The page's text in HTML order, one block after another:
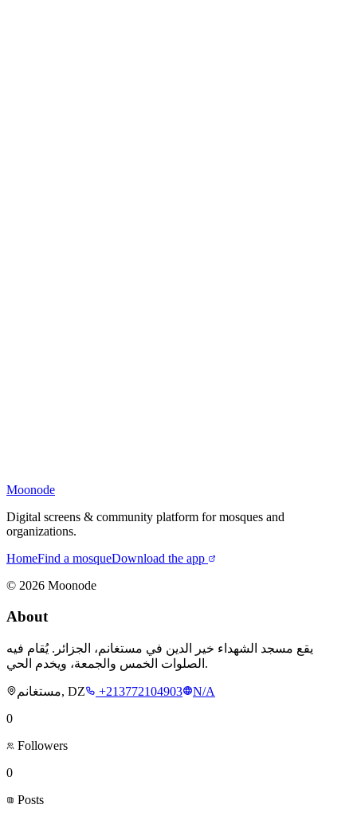
Moonode
Digital screens & community platform for mosques and
organizations.
HomeFind a mosqueDownload the app
© 2026 Moonode
About
يقع مسجد الشهداء خير الدين في مستغانم، الجزائر. يُقام فيه
الصلوات الخمس والجمعة، ويخدم الحي.
مستغانم, DZ +213772104903
N/A
0
Followers
0
Posts